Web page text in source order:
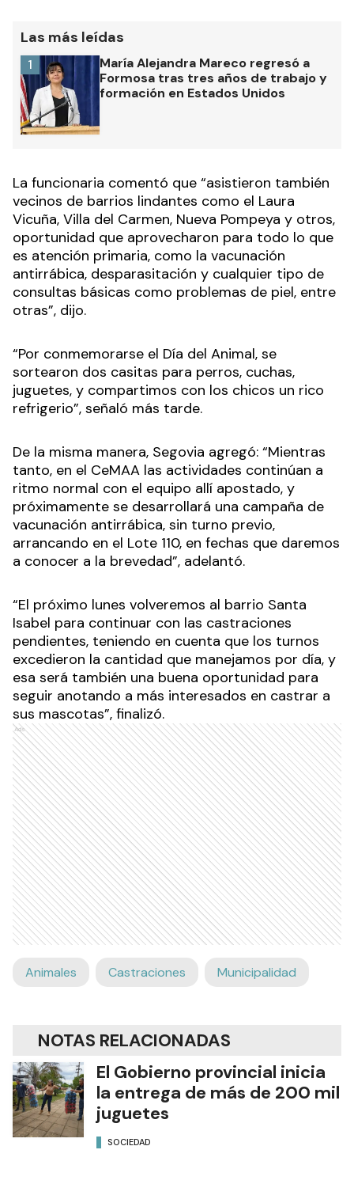
Las más leídas
María Alejandra Mareco regresó a
Formosa tras tres años de trabajo y
formación en Estados Unidos
1
La funcionaria comentó que “asistieron también
vecinos de barrios lindantes como el Laura
Vicuña, Villa del Carmen, Nueva Pompeya y otros,
oportunidad que aprovecharon para todo lo que
es atención primaria, como la vacunación
antirrábica, desparasitación y cualquier tipo de
consultas básicas como problemas de piel, entre
otras”, dijo.
“Por conmemorarse el Día del Animal, se
sortearon dos casitas para perros, cuchas,
juguetes, y compartimos con los chicos un rico
refrigerio”, señaló más tarde.
De la misma manera, Segovia agregó: “Mientras
tanto, en el CeMAA las actividades continúan a
ritmo normal con el equipo allí apostado, y
próximamente se desarrollará una campaña de
vacunación antirrábica, sin turno previo,
arrancando en el Lote 110, en fechas que daremos
a conocer a la brevedad”, adelantó.
“El próximo lunes volveremos al barrio Santa
Isabel para continuar con las castraciones
pendientes, teniendo en cuenta que los turnos
excedieron la cantidad que manejamos por día, y
esa será también una buena oportunidad para
seguir anotando a más interesados en castrar a
sus mascotas”, finalizó.
Ads
Animales Castraciones Municipalidad
NOTAS RELACIONADAS
El Gobierno provincial inicia
la entrega de más de 200 mil
juguetes
SOCIEDAD